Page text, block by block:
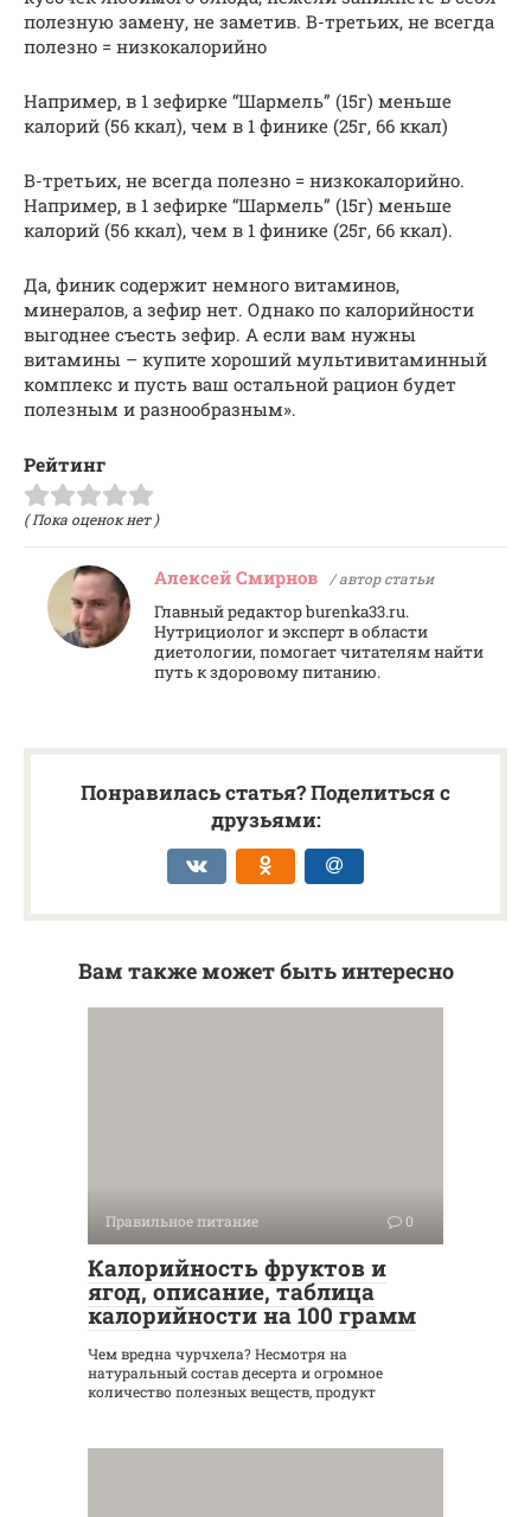
полезную замену, не заметив. В-третьих, не всегда
полезно = низкокалорийно
Например, в 1 зефирке “Шармель” (15г) меньше
калорий (56 ккал), чем в 1 финике (25г, 66 ккал)
В-третьих, не всегда полезно = низкокалорийно.
Например, в 1 зефирке “Шармель” (15г) меньше
калорий (56 ккал), чем в 1 финике (25г, 66 ккал).
Да, финик содержит немного витаминов,
минералов, а зефир нет. Однако по калорийности
выгоднее съесть зефир. А если вам нужны
витамины – купите хороший мультивитаминный
комплекс и пусть ваш остальной рацион будет
полезным и разнообразным».
Рейтинг
( Пока оценок нет )
Алексей Смирнов / автор статьи
Главный редактор burenka33.ru.
Нутрициолог и эксперт в области
диетологии, помогает читателям найти
путь к здоровому питанию.
Понравилась статья? Поделиться с
друзьями:
Вам также может быть интересно
Правильное питание 0
Калорийность фруктов и
ягод, описание, таблица
калорийности на 100 грамм
Чем вредна чурчхела? Несмотря на
натуральный состав десерта и огромное
количество полезных веществ, продукт